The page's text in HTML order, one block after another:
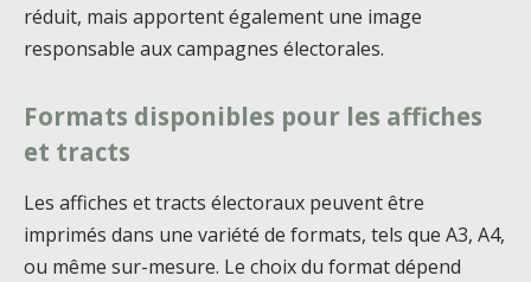
réduit, mais apportent également une image
responsable aux campagnes électorales.
Formats disponibles pour les affiches
et tracts
Les affiches et tracts électoraux peuvent être
imprimés dans une variété de formats, tels que A3, A4,
ou même sur-mesure. Le choix du format dépend